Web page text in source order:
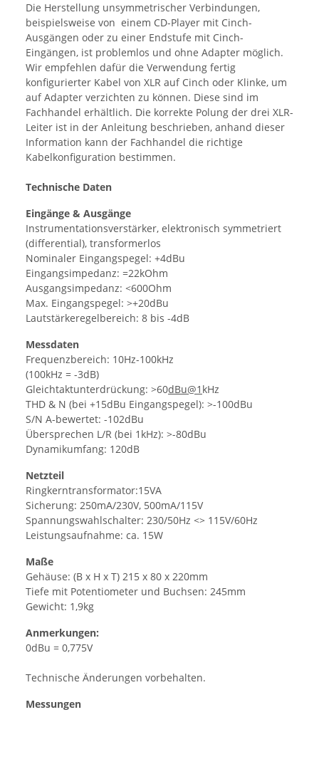
Die Herstellung unsymmetrischer Verbindungen,
beispielsweise von einem CD-Player mit Cinch-
Ausgängen oder zu einer Endstufe mit Cinch-
Eingängen, ist problemlos und ohne Adapter möglich.
Wir empfehlen dafür die Verwendung fertig
konfigurierter Kabel von XLR auf Cinch oder Klinke, um
auf Adapter verzichten zu können. Diese sind im
Fachhandel erhältlich. Die korrekte Polung der drei XLR-
Leiter ist in der Anleitung beschrieben, anhand dieser
Information kann der Fachhandel die richtige
Kabelkonfiguration bestimmen.
Technische Daten
Eingänge & Ausgänge
Instrumentationsverstärker, elektronisch symmetriert
(differential), transformerlos
Nominaler Eingangspegel: +4dBu
Eingangsimpedanz: =22kOhm
Ausgangsimpedanz: <600Ohm
Max. Eingangspegel: >+20dBu
Lautstärkeregelbereich: 8 bis -4dB
Messdaten
Frequenzbereich: 10Hz-100kHz
(100kHz = -3dB)
Gleichtaktunterdrückung: >60dBu@1 kHz
THD & N (bei +15dBu Eingangspegel): >-100dBu
S/N A-bewertet: -102dBu
Übersprechen L/R (bei 1kHz): >-80dBu
Dynamikumfang: 120dB
Netzteil
Ringkerntransformator:15VA
Sicherung: 250mA/230V, 500mA/115V
Spannungswahlschalter: 230/50Hz <> 115V/60Hz
Leistungsaufnahme: ca. 15W
Maße
Gehäuse: (B x H x T) 215 x 80 x 220mm
Tiefe mit Potentiometer und Buchsen: 245mm
Gewicht: 1,9kg
Anmerkungen:
0dBu = 0,775V
Technische Änderungen vorbehalten.
Messungen